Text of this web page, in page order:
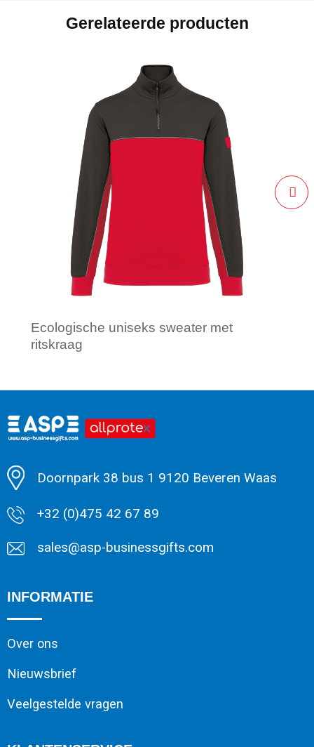
Gerelateerde producten
Ecologische uniseks sweater met
ritskraag
Minimale afname: 1
Doornpark 38 bus 1 9120 Beveren Waas
+32 (0)475 42 67 89
sales@asp-businessgifts.com
INFORMATIE
Over ons
Nieuwsbrief
Veelgestelde vragen